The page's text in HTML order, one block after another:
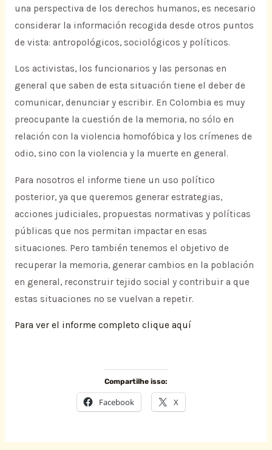
una perspectiva de los derechos humanos, es necesario
considerar la información recogida desde otros puntos
de vista: antropológicos, sociológicos y políticos.
Los activistas, los funcionarios y las personas en
general que saben de esta situación tiene el deber de
comunicar, denunciar y escribir. En Colombia es muy
preocupante la cuestión de la memoria, no sólo en
relación con la violencia homofóbica y los crímenes de
odio, sino con la violencia y la muerte en general.
Para nosotros el informe tiene un uso político
posterior, ya que queremos generar estrategias,
acciones judiciales, propuestas normativas y políticas
públicas que nos permitan impactar en esas
situaciones. Pero también tenemos el objetivo de
recuperar la memoria, generar cambios en la población
en general, reconstruir tejido social y contribuir a que
estas situaciones no se vuelvan a repetir.
Para ver el informe completo clique aquí
Compartilhe isso:
Facebook X